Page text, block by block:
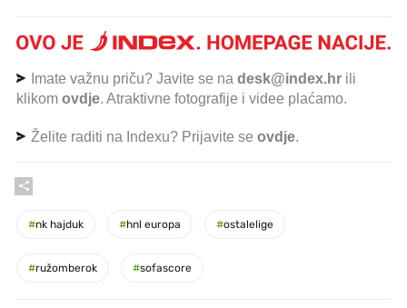
Imate važnu priču? Javite se na desk@index.hr ili
klikom ovdje. Atraktivne fotografije i videe plaćamo.
Želite raditi na Indexu? Prijavite se ovdje.
#nk hajduk #hnl europa #ostalelige
#ružomberok #sofascore